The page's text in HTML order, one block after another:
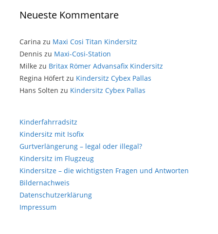
Neueste Kommentare
Carina zu Maxi Cosi Titan Kindersitz
Dennis zu Maxi-Cosi-Station
Milke zu Britax Römer Advansafix Kindersitz
Regina Höfert zu Kindersitz Cybex Pallas
Hans Solten zu Kindersitz Cybex Pallas
Kinderfahrradsitz
Kindersitz mit Isofix
Gurtverlängerung – legal oder illegal?
Kindersitz im Flugzeug
Kindersitze – die wichtigsten Fragen und Antworten
Bildernachweis
Datenschutzerklärung
Impressum